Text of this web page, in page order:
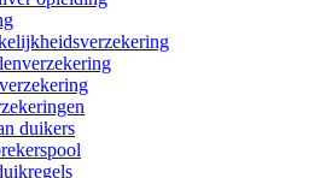
duikers